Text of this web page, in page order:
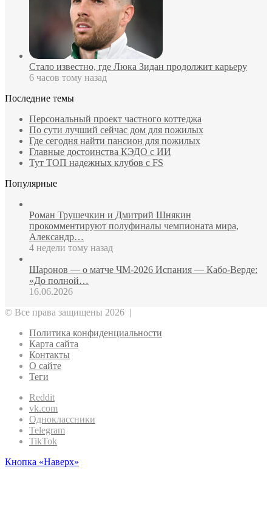
Стало известно, где Люка Зидан продолжит карьеру
6 часов тому назад
Последние темы
Персональный проект частного коттеджа
По сути лучший сейчас дом для пожилых
Где сегодня найти пансион для пожилых
Главные достоинства КЭДО с ИИ
Тут ТОП надежных клубов с FS
Популярные
Роман Трушечкин и Дмитрий Шнякин
прокомментируют полуфиналы чемпионата мира,
Александр…
4 недели тому назад
Шаронов — о матче ЧМ‑2026 Испания — Кабо‑Верде:
«До полной…
16.06.2026
© Все права защищены 2026 |
Политика конфиденциальности
Карта сайта
Контакты
О сайте
Теги
Reddit
vk.com
Одноклассники
Telegram
TikTok
Кнопка «Наверх»